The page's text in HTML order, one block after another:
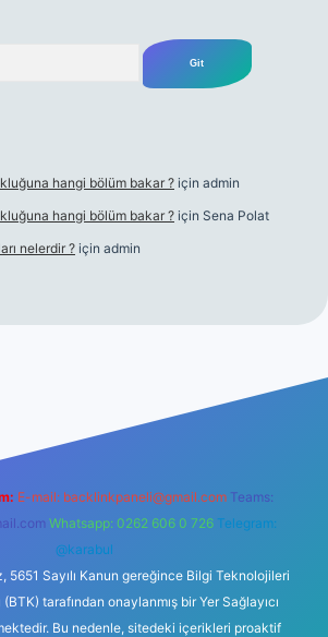
hangi bölüm bakar ? için admin
hangi bölüm bakar ? için Sena Polat
nelerdir ? için admin
E-mail: backlinkpaneli@gmail.com Teams:
Whatsapp: 0262 606 0 726 Telegram:
@karabul
5651 Sayılı Kanun gereğince Bilgi Teknolojileri
tarafından onaylanmış bir Yer Sağlayıcı
Bu nedenle, sitedeki içerikleri proaktif